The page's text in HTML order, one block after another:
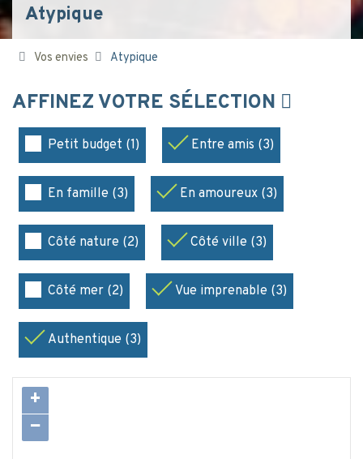
Atypique
Vos envies Atypique
AFFINEZ VOTRE SÉLECTION
Petit budget (1) Entre amis (3)
En famille (3) En amoureux (3)
Côté nature (2) Côté ville (3)
Côté mer (2) Vue imprenable (3)
Authentique (3)
+
−